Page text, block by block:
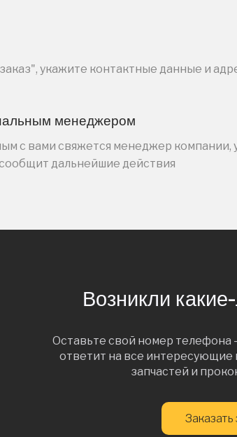
укажите контактные данные и
менеджером
с вами свяжется менеджер компании,
дальнейшие действия
Возникли
Оставьте свой номер
ответит на все
запчастей и